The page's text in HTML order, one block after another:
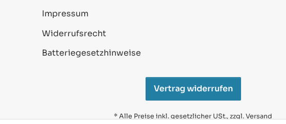
Impressum
Widerrufsrecht
Batteriegesetzhinweise
Vertrag widerrufen
* Alle Preise inkl. gesetzlicher USt., zzgl.Versand